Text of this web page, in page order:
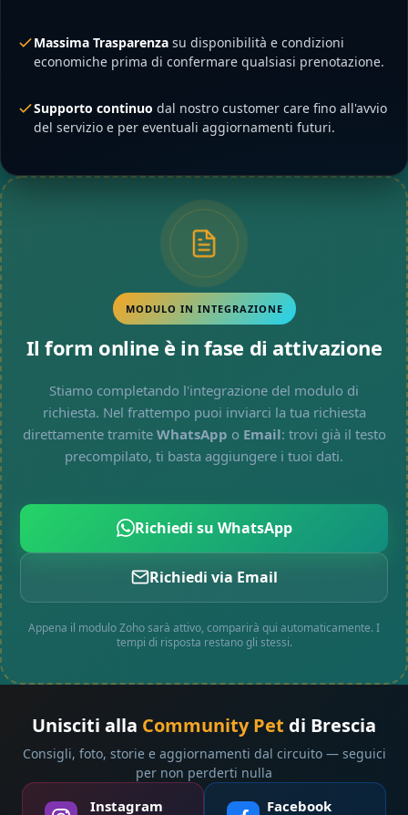
Massima Trasparenza su disponibilità e condizioni
economiche prima di confermare qualsiasi prenotazione.
Supporto continuo dal nostro customer care fino all'avvio
del servizio e per eventuali aggiornamenti futuri.
MODULO IN INTEGRAZIONE
Il form online è in fase di attivazione
Stiamo completando l'integrazione del modulo di
richiesta. Nel frattempo puoi inviarci la tua richiesta
direttamente tramite WhatsApp o Email: trovi già il testo
precompilato, ti basta aggiungere i tuoi dati.
Richiedi su WhatsApp
Richiedi via Email
Appena il modulo Zoho sarà attivo, comparirà qui automaticamente. I
tempi di risposta restano gli stessi.
Unisciti alla Community Pet di Brescia
Consigli, foto, storie e aggiornamenti dal circuito — seguici
per non perderti nulla
Instagram Facebook